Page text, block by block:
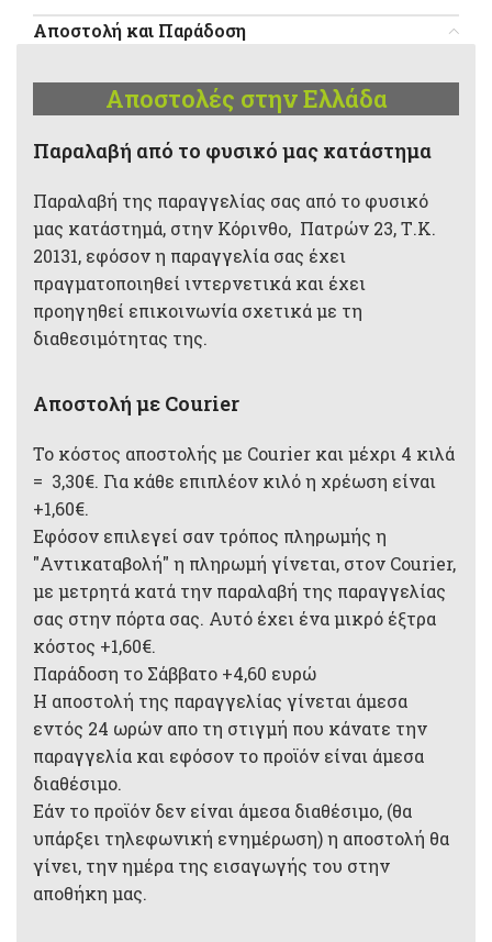
Αποστολή και Παράδοση
Αποστολές στην Ελλάδα
Παραλαβή από το φυσικό μας κατάστημα
Παραλαβή της παραγγελίας σας από το φυσικό
μας κατάστημά, στην Κόρινθο, Πατρών 23, Τ.Κ.
20131, εφόσον η παραγγελία σας έχει
πραγματοποιηθεί ιντερνετικά και έχει
προηγηθεί επικοινωνία σχετικά με τη
διαθεσιμότητας της.
Αποστολή με Courier
Το κόστος αποστολής με Courier και μέχρι 4 κιλά
= 3,30€. Για κάθε επιπλέον κιλό η χρέωση είναι
+1,60€.
Εφόσον επιλεγεί σαν τρόπος πληρωμής η
"Αντικαταβολή" η πληρωμή γίνεται, στον Courier,
με μετρητά κατά την παραλαβή της παραγγελίας
σας στην πόρτα σας. Αυτό έχει ένα μικρό έξτρα
κόστος +1,60€.
Παράδοση το Σάββατο +4,60 ευρώ
Η αποστολή της παραγγελίας γίνεται άμεσα
εντός 24 ωρών απο τη στιγμή που κάνατε την
παραγγελία και εφόσον το προϊόν είναι άμεσα
διαθέσιμο.
Εάν το προϊόν δεν είναι άμεσα διαθέσιμο, (θα
υπάρξει τηλεφωνική ενημέρωση) η αποστολή θα
γίνει, την ημέρα της εισαγωγής του στην
αποθήκη μας.